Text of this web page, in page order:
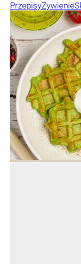
PrzepisyŻywienie